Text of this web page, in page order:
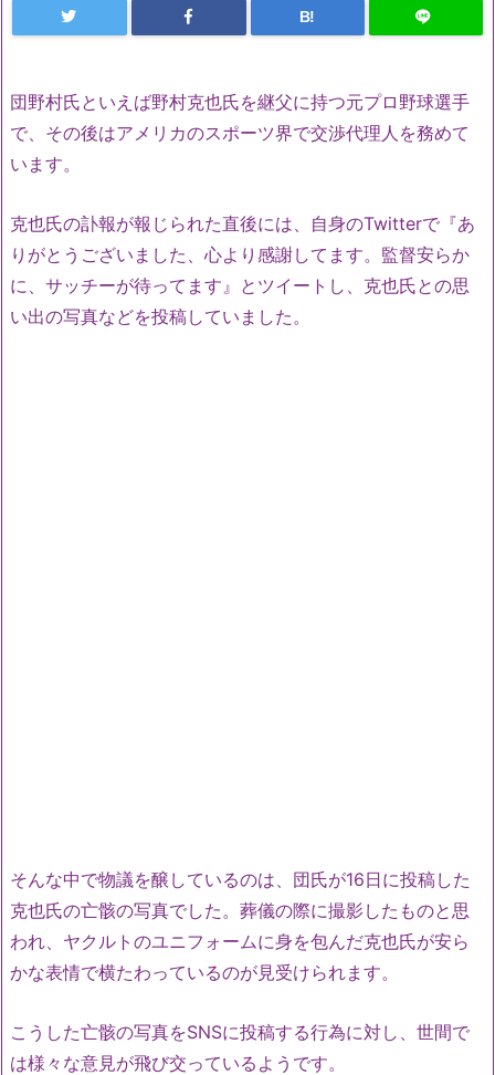
B!
団野村氏といえば野村克也氏を継父に持つ元プロ野球選手
で、その後はアメリカのスポーツ界で交渉代理人を務めて
います。
克也氏の訃報が報じられた直後には、自身のTwitterで『あ
りがとうございました、心より感謝してます。監督安らか
に、サッチーが待ってます』とツイートし、克也氏との思
い出の写真などを投稿していました。
そんな中で物議を醸しているのは、団氏が16日に投稿した
克也氏の亡骸の写真でした。葬儀の際に撮影したものと思
われ、ヤクルトのユニフォームに身を包んだ克也氏が安ら
かな表情で横たわっているのが見受けられます。
こうした亡骸の写真をSNSに投稿する行為に対し、世間で
は様々な意見が飛び交っているようです。